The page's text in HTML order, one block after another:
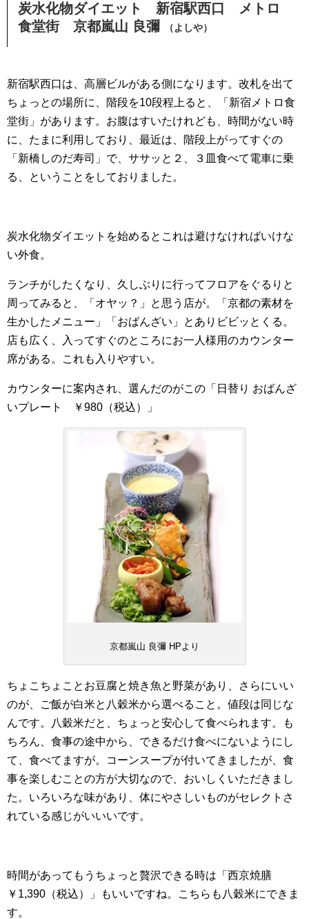
炭水化物ダイエット 新宿駅西口 メトロ
食堂街 京都嵐山 良彌
（よしや）
新宿駅西口は、高層ビルがある側になります。改札を出て
ちょっとの場所に、階段を10段程上ると、「新宿メトロ食
堂街」があります。お腹はすいたけれども、時間がない時
に、たまに利用しており、最近は、階段上がってすぐの
「新橋しのだ寿司」で、ササッと２、３皿食べて電車に乗
る、ということをしておりました。
炭水化物ダイエットを始めるとこれは避けなければいけな
い外食。
ランチがしたくなり、久しぶりに行ってフロアをぐるりと
周ってみると、「オヤッ？」と思う店が。「京都の素材を
生かしたメニュー」「おばんざい」とありビビッとくる。
店も広く、入ってすぐのところにお一人様用のカウンター
席がある。これも入りやすい。
カウンターに案内され、選んだのがこの「 日替り おばんざ
いプレート
￥980（税込） 」
京都嵐山 良彌 HPより
ちょこちょことお豆腐と焼き魚と野菜があり、さらにいい
のが、ご飯が白米と八穀米から選べること。値段は同じな
んです。八穀米だと、ちょっと安心して食べられます。も
ちろん、食事の途中から、できるだけ食べにないようにし
て、食べてますが。コーンスープが付いてきましたが、食
事を楽しむことの方が大切なので、おいしくいただきまし
た。いろいろな味があり、体にやさしいものがセレクトさ
れている感じがいいいです。
時間があってもうちょっと贅沢できる時は「 西京焼膳
￥1,390（税込）」もいいですね。こちらも八穀米にできま
す。